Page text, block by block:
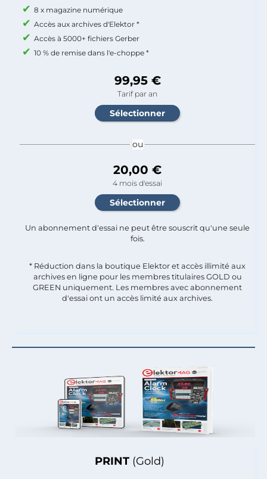
PRINT (Gold)
8 x magazine numérique
Accès aux archives d'Elektor *
Accès à 5000+ fichiers Gerber
10 % de remise dans l'e-choppe *
99,95 €
Tarif par an
ou
20,00 €
4 mois d'essai
Un abonnement d'essai ne peut être souscrit qu'une seule
fois.​
* Réduction dans la boutique Elektor et accès illimité aux
archives en ligne pour les membres titulaires GOLD ou
GREEN uniquement. Les membres avec abonnement
d'essai ont un accès limité aux archives.